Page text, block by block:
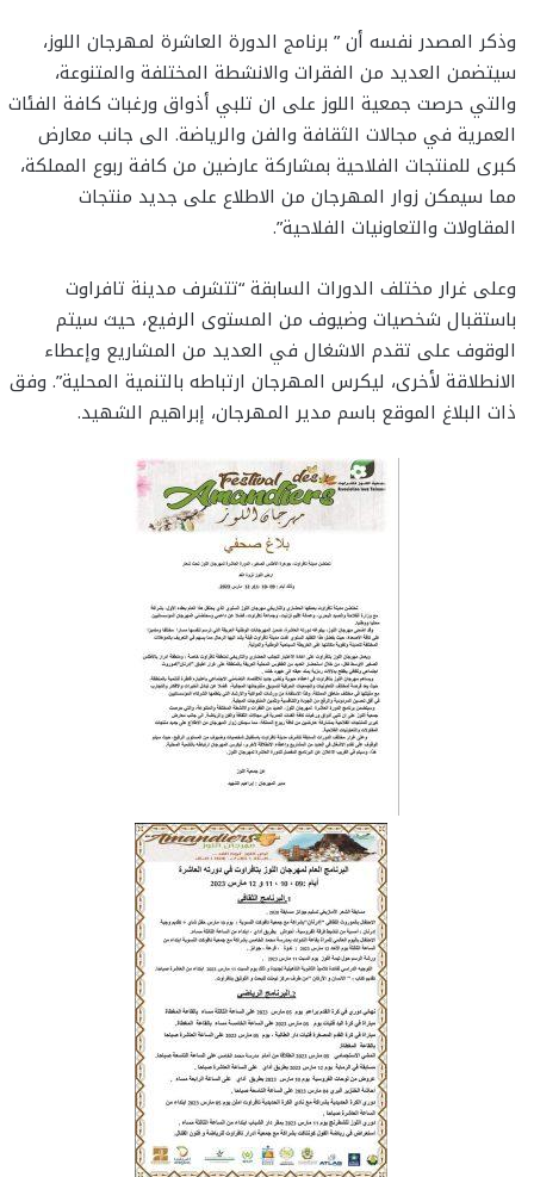
وذكر المصدر نفسه أن ” برنامج الدورة العاشرة لمهرجان اللوز،
سيتضمن العديد من الفقرات والانشطة المختلفة والمتنوعة،
والتي حرصت جمعية اللوز على ان تلبي أذواق ورغبات كافة الفئات
العمرية في مجالات الثقافة والفن والرياضة. الى جانب معارض
كبرى للمنتجات الفلاحية بمشاركة عارضين من كافة ربوع المملكة،
مما سيمكن زوار المهرجان من الاطلاع على جديد منتجات
المقاولات والتعاونيات الفلاحية”.
وعلى غرار مختلف الدورات السابقة “تتشرف مدينة تافراوت
باستقبال شخصيات وضيوف من المستوى الرفيع، حيث سيتم
الوقوف على تقدم الاشغال في العديد من المشاريع وإعطاء
الانطلاقة لأخرى، ليكرس المهرجان ارتباطه بالتنمية المحلية”. وفق
ذات البلاغ الموقع باسم مدير المهرجان، إبراهيم الشهيد.